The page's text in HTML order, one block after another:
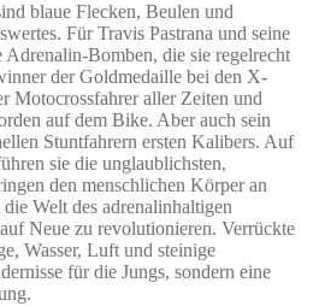
blaue Flecken, Beulen und
Für Travis Pastrana und seine
Adrenalin-Bomben, die sie regelrecht
der Goldmedaille bei den X-
Motocrossfahrer aller Zeiten und
auf dem Bike. Aber auch sein
Stuntfahrern ersten Kalibers. Auf
sie die unglaublichsten,
den menschlichen Körper an
Welt des adrenalinhaltigen
Neue zu revolutionieren. Verrückte
Wasser, Luft und steinige
für die Jungs, sondern eine